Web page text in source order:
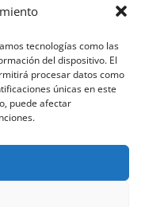
tecnologías como las
del dispositivo. El
procesar datos como
únicas en este
puede afectar